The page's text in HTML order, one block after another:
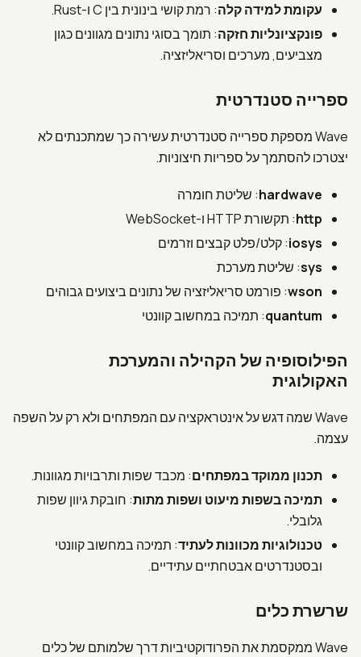
עקומת למידה קלה: רמת קושי בינונית בין C ו-Rust.
פונקציונליות חזקה: תומך בסוגי נתונים מגוונים כגון
מצביעים, מערכים וסריאליזציה.
ספרייה סטנדרטית
Wave מספקת ספרייה סטנדרטית עשירה כך שמתכנתים לא
יצטרכו להסתמך על ספריות חיצוניות.
hardwave: שליטת חומרה
http: תקשורת HTTP ו-WebSocket
iosys: קלט/פלט קבצים וזרמים
sys: שליטת מערכת
wson: פורמט סריאליזציה של נתונים ביצועים גבוהים
quantum: תמיכה במחשוב קוונטי
הפילוסופיה של הקהילה והמערכת
האקולוגית
Wave שמה דגש על אינטראקציה עם המפתחים ולא רק על השפה
עצמה.
תכנון ממוקד במפתחים: מכבד שפות ותרבויות מגוונות.
תמיכה בשפות מיעוט ושפות מתות: חובקת גיוון שפות
גלובלי.
טכנולוגיות מכוונות לעתיד: תמיכה במחשוב קוונטי
ובסטנדרטים אבטחתיים עתידיים.
שרשרת כלים
Wave ממקסמת את הפרודוקטיביות דרך שלמותם של כלים